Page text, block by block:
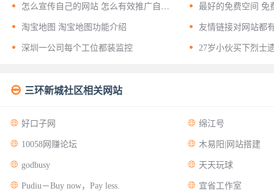
开友情链接背后的十二层战略意义
 怎么宣传自己的网站 怎么有效推广自己
的网站？
 最好的免费空间 免
 淘宝地图 淘宝地图功能介绍  友情链接对网站都
 深圳一公司每个工位都装监控  27岁小伙买下烈士
 三环新城社区相关网站
 好口子网  绵江号
 10058网赚论坛  木易阳|网站搭建
 godbusy  天天玩球
 Pudiu－Buy now，Pay less.  宜省工作室